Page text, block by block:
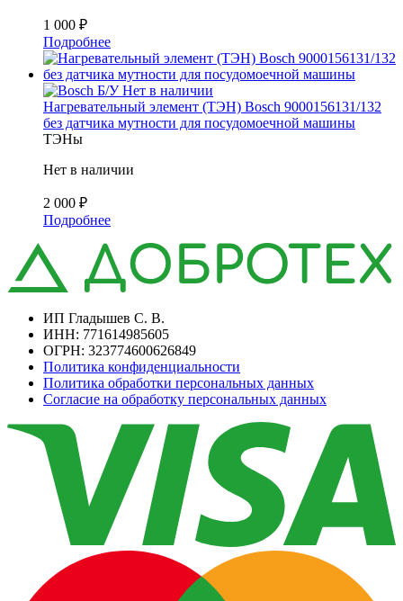
1 000 ₽
Подробнее
Б/У Нет в наличии
Нагревательный элемент (ТЭН) Bosch 9000156131/132
без датчика мутности для посудомоечной машины
ТЭНы
Нет в наличии
2 000 ₽
Подробнее
ИП Гладышев С. В.
ИНН: 771614985605
ОГРН: 323774600626849
Политика конфиденциальности
Политика обработки персональных данных
Согласие на обработку персональных данных